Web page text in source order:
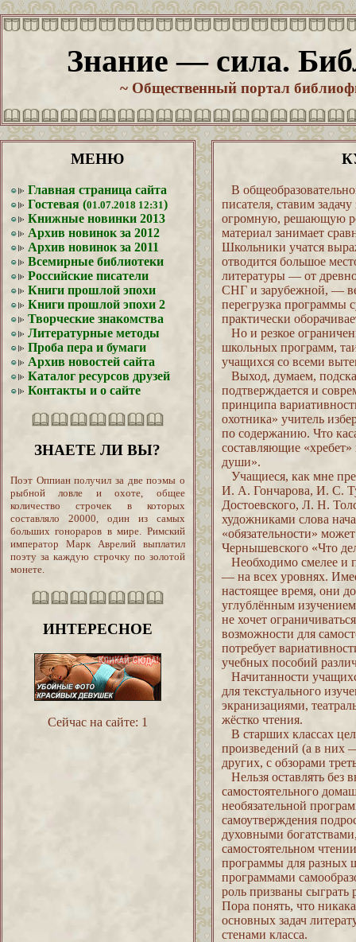
Знание — сила.
~ Общественный портал
МЕНЮ
Главная страница сайта
Гостевая (01.07.2018 12:31)
Книжные новинки 2013
Архив новинок за 2012
Архив новинок за 2011
Всемирные библиотеки
Российские писатели
Книги прошлой эпохи
Книги прошлой эпохи 2
Творческие знакомства
Литературные методы
Проба пера и бумаги
Архив новостей сайта
Каталог ресурсов друзей
Контакты и о сайте
ЗНАЕТЕ ЛИ ВЫ?
Поэт Оппиан получил за две поэмы о
рыбной ловле и охоте, общее
количество строчек в которых
составляло 20000, один из самых
больших гонораров в мире. Римский
император Марк Аврелий выплатил
поэту за каждую строчку по золотой
монете.
ИНТЕРЕСНОЕ
Сейчас на сайте: 1
В
писателя, ставим
огромную, решающую
материал занимает
Школьники учатся
отводится большое
литературы — от
СНГ и зарубежной, —
перегрузка программы
практически
Но и резкое
школьных программ,
учащихся со всеми
Выход, думаем,
подтверждается и
принципа
охотника» учитель
по содержанию. Что
составляющие
души».
Учащиеся, как мне
И. А. Гончарова, И. С.
Достоевского, Л. Н.
художниками слова
«обязательности»
Чернышевского «Что
Необходимо смелее и
— на всех уровнях.
настоящее время, они
углублённым
не хочет
возможности для
потребует
учебных пособий
Начитанности
для текстуального
экранизациями,
жёстко чтения.
В старших классах
произведений (а в них
других, с обзорами
Нельзя оставлять без
самостоятельного
необязательной
самоутверждения
духовными
самостоятельном
программы для разных
программами
роль призваны сыграть
Пора понять, что
основных задач
стенами класса.